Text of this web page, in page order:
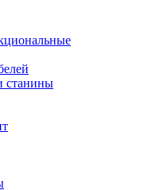
станины